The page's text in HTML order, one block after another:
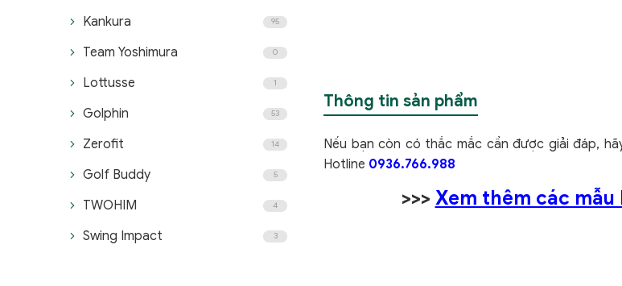
Thông tin sản phẩm
Nếu bạn còn có thắc mắc cần được giải đáp,
Hotline 0936.766.988
>>> Xem thêm các
Kankura 95
Team Yoshimura 0
Lottusse 1
Golphin 53
Zerofit 14
Golf Buddy 5
TWOHIM 4
Swing Impact 3